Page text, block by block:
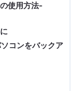
使用方法-
コンをバックア